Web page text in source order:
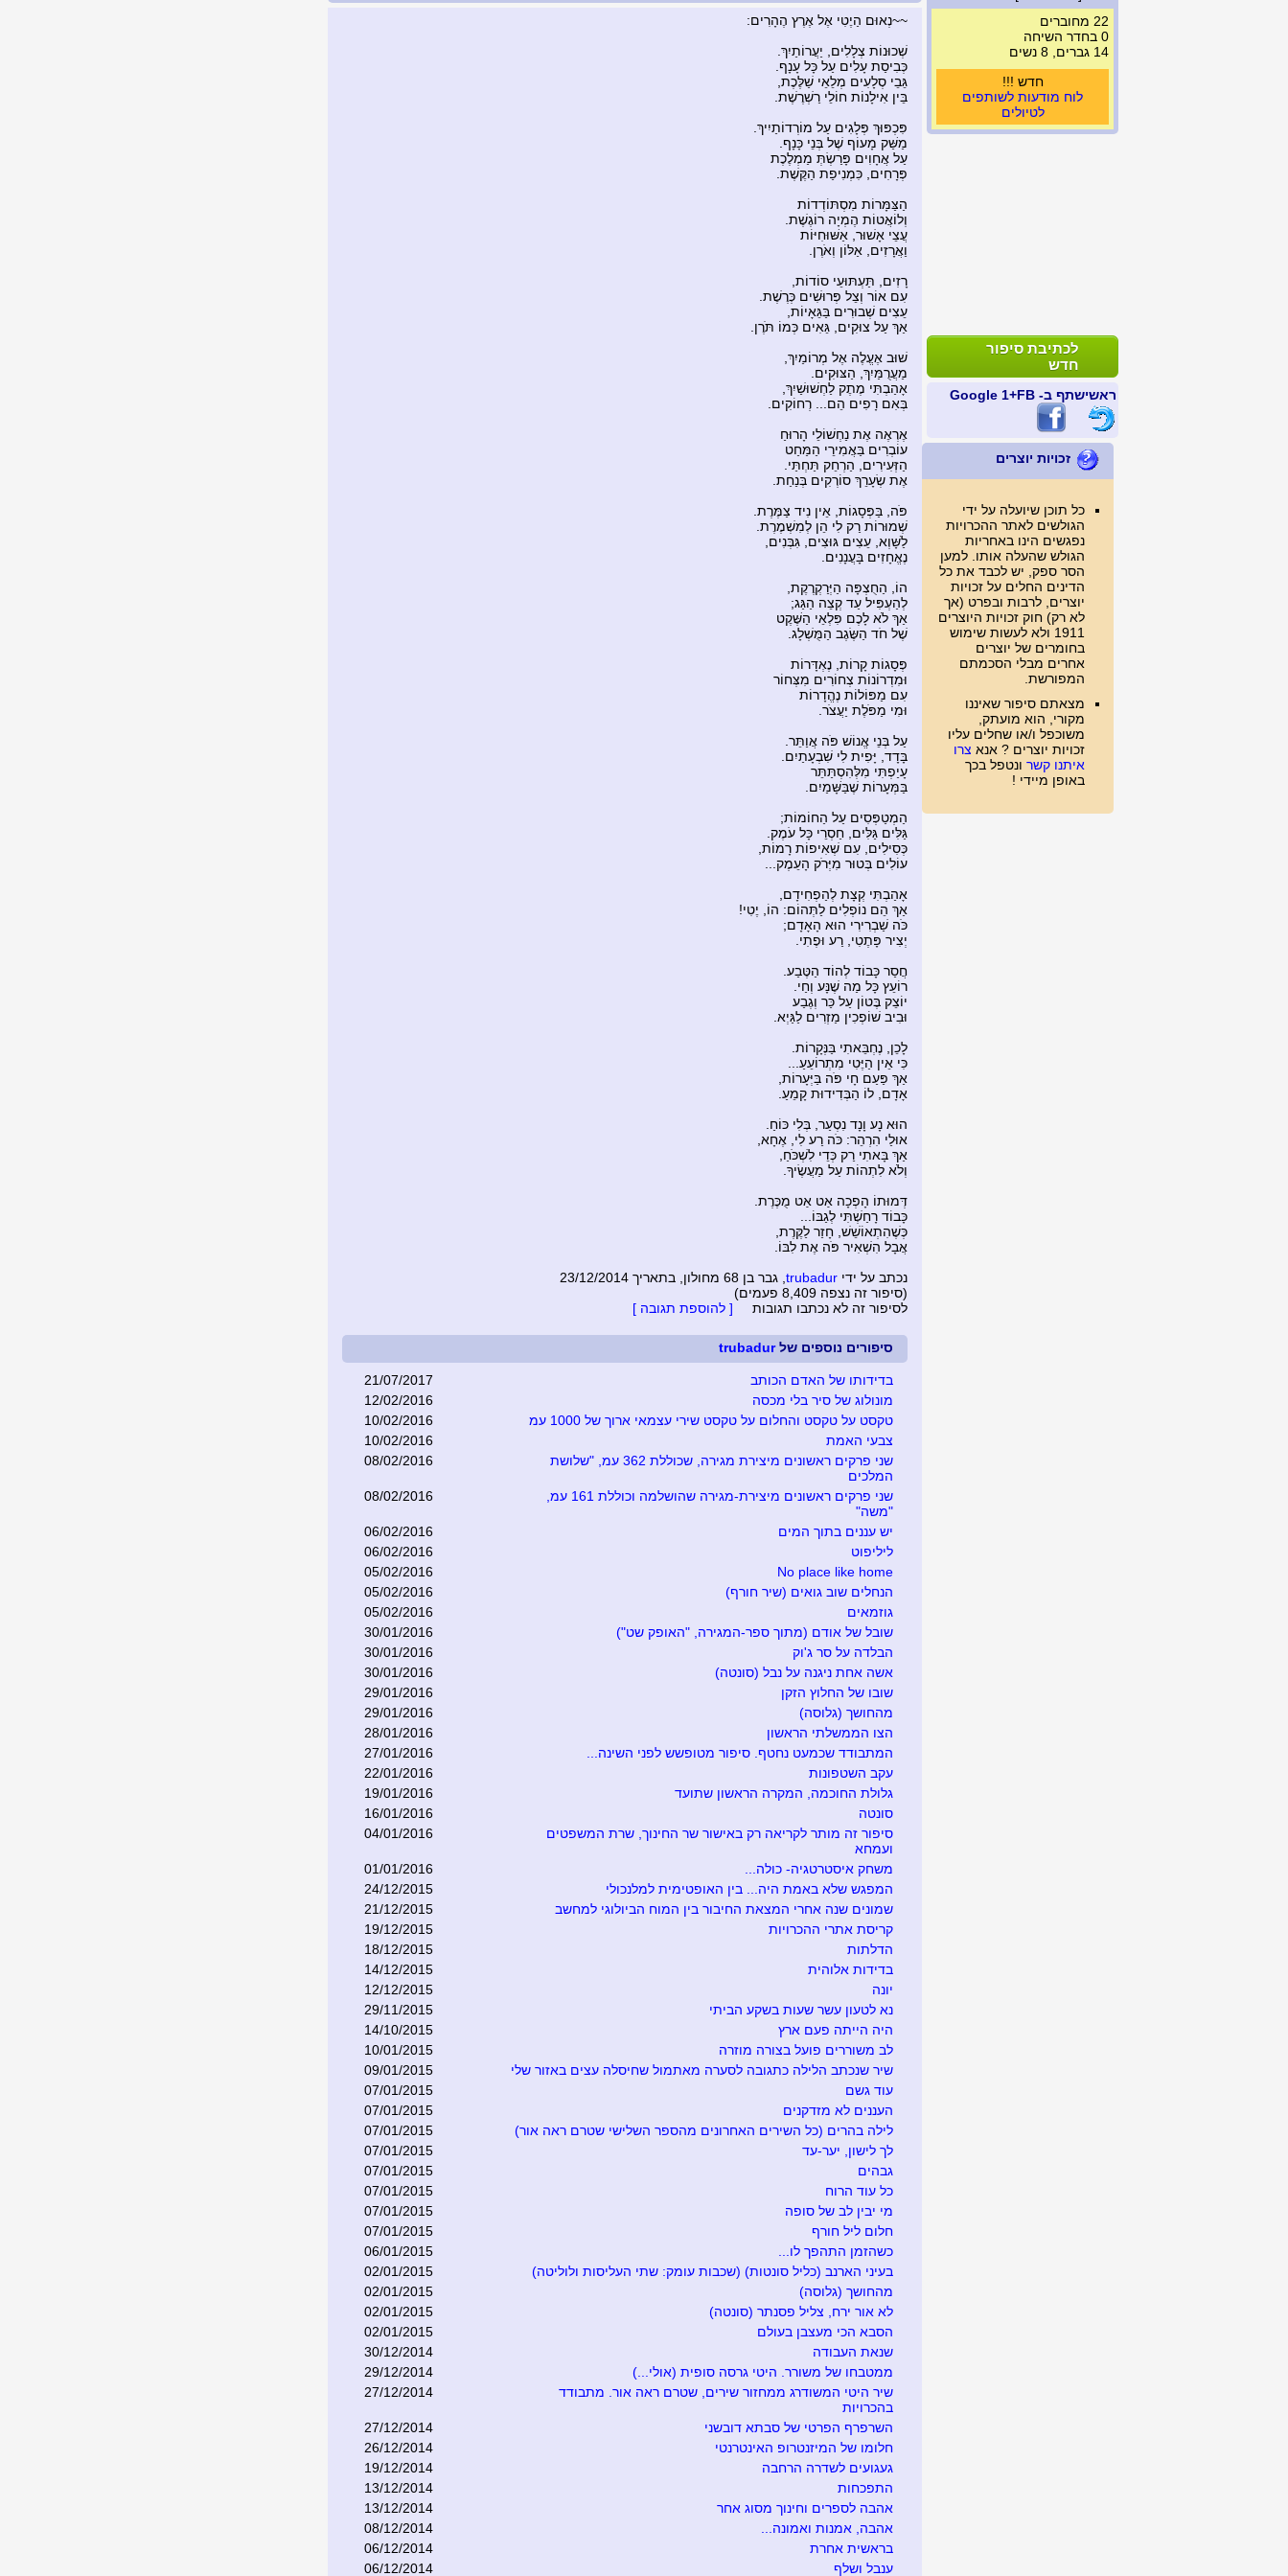
22 מחוברים
0 בחדר השיחה
14 גברים, 8 נשים
חדש !!!
לוח מודעות לשותפים
לטיולים
לכתיבת סיפור
חדש
ראשישתף ב- FB +1 Google
זכויות יוצרים
כל תוכן שיועלה על ידי
הגולשים לאתר ההכרויות
נפגשים הינו באחריות
הגולש שהעלה אותו. למען
הסר ספק, יש לכבד את כל
הדינים החלים על זכויות
יוצרים, לרבות ובפרט (אך
לא רק) חוק זכויות היוצרים
1911 ולא לעשות שימוש
בחומרים של יוצרים
אחרים מבלי הסכמתם
המפורשת.
מצאתם סיפור שאיננו
מקורי, הוא מועתק,
משוכפל ו/או שחלים עליו
זכויות יוצרים ? אנא צרו
איתנו קשר ונטפל בכך
באופן מיידי !
~~נְאוּם הַיֶטִי אֶל אֶרֶץ הֶהָרִים:
שְׁכוּנוֹת צְלָלִים, יַעֲרוֹתַיִךְ.
כְּבִיסַת עָלִים עַל כָּל עָנָף.
גֵּבֵי סְלָעִים מְלֵאֵי שַׁלֶּכֶת,
בֵּין אִילָנוֹת חוֹלֵי רַשְׁרֶשֶׁת.
פִּכְפּוּךְ פְּלָגִים עַל מוֹרְדוֹתַיִיךְ.
מַשַּׁק מָעוֹף שֶׁל בְּנֵי כָּנָף.
עַל אֲחָוִים פָּרַשְׂתְּ מַמְלֶכֶת
פְּרָחִים, כִּמְנִיפַת הַקֶּשֶׁת.
הַצַּמָּרוֹת מִסְתּוֹדְדוֹת
וְלוֹאֲטוֹת הֶמְיָה רוֹגֶשֶׁת.
עֲצֵי אָשׁוּר, אַשּׁוּחִיּוֹת
וַאֲרָזִים, אַלּוֹן וְאֹרֶן.
רָזִים, תַּעְתּוּעֵי סוֹדוֹת,
עִם אוֹר וְצֵל פְּרוּשִׁים כְּרֶשֶׁת.
עֵצִים שְׁבוּרִים בַּגֵּאָיוֹת,
אַךְ עַל צוּקִים, גֵּאִים כְּמוֹ תֹּרֶן.
שׁוּב אֶעֱלֶה אֶל מְרוֹמַיִךְ,
מַעֲרֻמַּיִךְ, הַצּוּקִים.
אָהַבְתִּי מֶתֶק לַחְשׁוּשַׁיִךְ,
בְּאִם רָפִים הֵם... רְחוֹקִים.
אֶרְאֶה אֶת נַחְשׁוֹלֵי הָרוּחַ
עוֹבְרִים בַּאֲמִירֵי הַמַּחַט
הַזְּעִירִים, הַרְחֵק תַּחְתַּי.
אֶת שְׂעָרֵךְ סוֹרְקִים בְּנַחַת.
פֹּה, בַּפְּסָגוֹת, אֵין נִיד צַמֶּרֶת.
שְׁמוּרוֹת רַק לִי הֵן לְמִשְׁמֶרֶת.
לַשָּׁוְא, עֵצִים גּוּצִים, גִּבְּנִים,
נֶאֱחָזִים בָּעֲנָנִים.
הוֹ, הַחֻצְפָּה הַיְּרַקְרֶקֶת,
לְהַעְפִּיל עַד קְצֵה הַגַּג;
אַךְ לֹא לָכֶם פִּלְאֵי הַשֶּׁקֶט
שֶׁל חֹד הַשֶּׂגֶב הַמֻּשְׁלָג.
פְּסָגוֹת קָרוֹת, נֶאְדָּרוֹת
וּמִדְרוֹנוֹת צְחוֹרִים מִצְּחוֹר
עִם מַפּוֹלוֹת נֶהֱדָרוֹת
וּמִי מַפֹּלֶת יַעֲצֹר.
עַל בְּנֵי אֱנוֹשׁ פֹּה אֲוַתֵּר.
בָּדָד, יָּפִית לִי שִׁבְעָתַיִם.
עָיַפְתִּי מִלְּהִסְתַּתֵּר
בַּמְּעָרוֹת שֶׁבַּשָּׁמַיִם.
הַמְטַפְּסִים עַל הַחוֹמוֹת;
גַּלִּים גַּלִּים, חַסְרֵי כָּל עֹמֶק.
כְּסִילִים, עִם שְׁאִיפוֹת רָמוֹת,
עוֹלִים בְּטוּר מִיְּרֹק הָעֵמֶק...
אָהַבְתִּי קְצָת לְהַפְחִידָם,
אַךְ הֵם נוֹפְלִים לַתְּהוֹם: הוֹ, יֶטִי!
כֹּה שַׁבְרִירִי הוּא הָאָדָם;
יְצִיר פָּתֶטִי, רַע וּפֶתִי.
חֲסַר כָּבוֹד לְהוֹד הַטֶּבַע.
רוֹעֵץ כָּל מַה שֶׁנָּע וְחַי.
יוֹצֵק בֶּטוֹן עַל כַּר וְגֶבַע
וּבִיב שׁוֹפְכִין מַזְרִים לַגַּיְא.
לָכֵן, נֶחְבֵּאתִי בַּנְּקָרוֹת.
כִּי אֵין הַיֶּטִי מִתְרוֹעֵעַ...
אַךְ פַּעַם חָי פֹּה בַּיְּעָרוֹת,
אָדָם, לוֹ הַבְּדִידוּת קָמֵעַ.
הוּא נָע וָנָד נִסְעַר, בְּלִי כּוֹחַ.
אוּלַי הִרְהֵר: כֹּה רַע לִי, אֶחָא,
אַךְ בָּאתִי רַק כְּדֵי לִשְׁכֹּחַ,
וְלֹא לִתְהוֹת עַל מַעֲשֶׂיךָ.
דְּמוּתוֹ הָפְכָה אַט אַט מֻכֶּרֶת.
כָּבוֹד רָחַשְׁתִּי לְגַבּוֹ...
כְּשֶׁהִתְאוֹשֵׁשׁ, חָזַר לַקֶּרֶת,
אֲבָל הִשְׁאִיר פֹּה אֶת לִבּוֹ.
נכתב על ידי trubadur , גבר בן 68 מחולון, בתאריך 23/12/2014
(סיפור זה נצפה 8,409 פעמים)
לסיפור זה לא נכתבו תגובות [ להוספת תגובה ]
סיפורים נוספים שלtrubadur
בדידותו של האדם הכותב
21/07/2017
מונולוג של סיר בלי מכסה
12/02/2016
טקסט על טקסט והחלום על טקסט שירי עצמאי ארוך של 1000 עמ
10/02/2016
צבעי האמת
10/02/2016
שני פרקים ראשונים מיצירת מגירה, שכוללת 362 עמ, "שלושת
המלכים
08/02/2016
שני פרקים ראשונים מיצירת-מגירה שהושלמה וכוללת 161 עמ,
"משה"
08/02/2016
יש עננים בתוך המים
06/02/2016
ליליפוט
06/02/2016
No place like home
05/02/2016
הנחלים שוב גואים (שיר חורף)
05/02/2016
גוזמאים
05/02/2016
שובל של אודם (מתוך ספר-המגירה, "האופק שט")
30/01/2016
הבלדה על סר ג'וק
30/01/2016
אשה אחת ניגנה על נבל (סונטה)
30/01/2016
שובו של החלוץ הזקן
29/01/2016
מהחושך (גלוסה)
29/01/2016
הצו הממשלתי הראשון
28/01/2016
המתבודד שכמעט נחטף. סיפור מטופשש לפני השינה...
27/01/2016
עקב השטפונות
22/01/2016
גלולת החוכמה, המקרה הראשון שתועד
19/01/2016
סונטה
16/01/2016
סיפור זה מותר לקריאה רק באישור שר החינוך, שרת המשפטים
ועמחא
04/01/2016
משחק איסטרטגיה- כולה...
01/01/2016
המפגש שלא באמת היה... בין האופטימית למלנכולי
24/12/2015
שמונים שנה אחרי המצאת החיבור בין המוח הביולוגי למחשב
21/12/2015
קריסת אתרי ההכרויות
19/12/2015
הדלתות
18/12/2015
בדידות אלוהית
14/12/2015
יונה
12/12/2015
נא לטעון עשר שעות בשקע הביתי
29/11/2015
היה הייתה פעם ארץ
14/10/2015
לב משוררים פועל בצורה מוזרה
10/01/2015
שיר שנכתב הלילה כתגובה לסערה מאתמול שחיסלה עצים באזור שלי
09/01/2015
עוד גשם
07/01/2015
העננים לא מזדקנים
07/01/2015
לילה בהרים (כל השירים האחרונים מהספר השלישי שטרם ראה אור)
07/01/2015
לך לישון, יער-עד
07/01/2015
גבהים
07/01/2015
כל עוד הרוח
07/01/2015
מי יבין לב של סופה
07/01/2015
חלום ליל חורף
07/01/2015
כשהזמן התהפך לו...
06/01/2015
בעיני הארנב (כליל סונטות) (שכבות עומק: שתי העליסות ולוליטה)
02/01/2015
מהחושך (גלוסה)
02/01/2015
לא אור ירח, צליל פסנתר (סונטה)
02/01/2015
הסבא הכי מעצבן בעולם
02/01/2015
שנאת העבודה
30/12/2014
ממטבחו של משורר. היטי גרסה סופית (אולי...)
29/12/2014
שיר היטי המשודרג ממחזור שירים, שטרם ראה אור. מתבודד
בהכרויות
27/12/2014
השרפרף הפרטי של סבתא דובשני
27/12/2014
חלומו של המיזנטרופ האינטרנטי
26/12/2014
געגועים לשדרה הרחבה
19/12/2014
התפכחות
13/12/2014
אהבה לספרים וחינוך מסוג אחר
13/12/2014
אהבה, אמנות ואמונה...
08/12/2014
בראשית אחרת
06/12/2014
ענבל ושלף
06/12/2014